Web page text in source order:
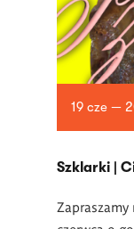
19 cze —
­Szklarki |
Zapraszamy